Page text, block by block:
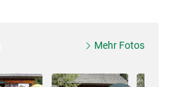
Mehr Fotos